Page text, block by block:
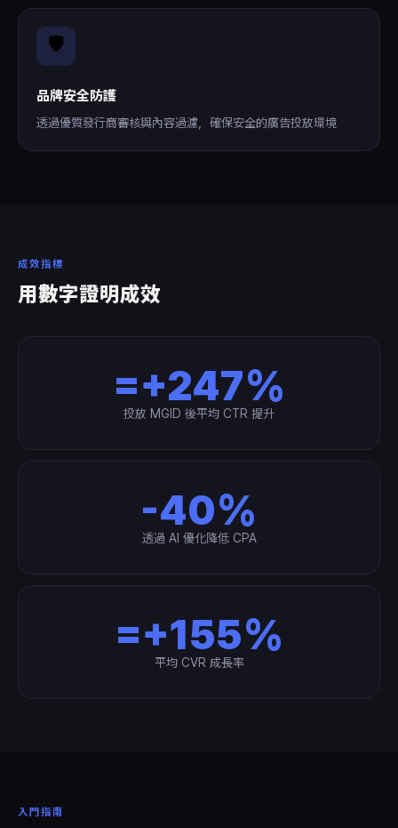
🛡️
品牌安全防護
透過優質發行商審核與內容過濾，確保安全的廣告投放環境
成效指標
用數字證明成效
=+247%
投放 MGID 後平均 CTR 提升
-40%
透過 AI 優化降低 CPA
=+155%
平均 CVR 成長率
入門指南